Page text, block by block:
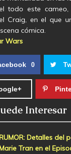
todo este
Craig, en el que
cómica.
Wars
0
Interesar
Detalles del
Tran en el